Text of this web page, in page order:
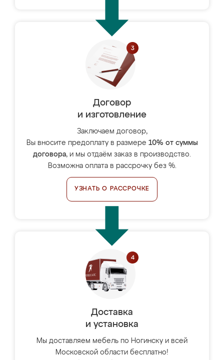
Договор
и изготовление
Заключаем договор,
Вы вносите предоплату в размере 10% от суммы
договора, и мы отдаём заказ в производство.
Возможна оплата в рассрочку без %.
УЗНАТЬ О РАССРОЧКЕ
Доставка
и установка
Мы доставляем мебель по Ногинску и всей
Московской области бесплатно!